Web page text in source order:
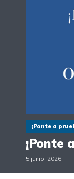
¡Ponte a
¡Ponte
5 junio, 2026